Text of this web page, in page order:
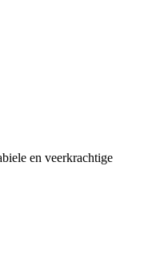
en veerkrachtige